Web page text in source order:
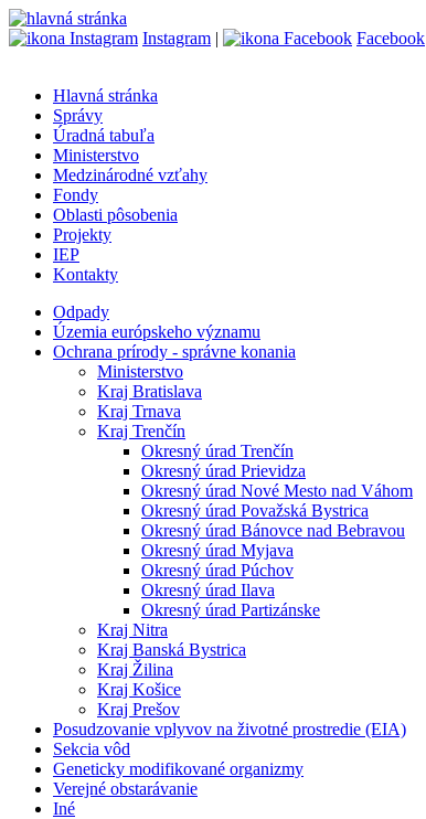
Instagram | Facebook
Hlavná stránka
Správy
Úradná tabuľa
Ministerstvo
Medzinárodné vzťahy
Fondy
Oblasti pôsobenia
Projekty
IEP
Kontakty
Odpady
Územia európskeho významu
Ochrana prírody - správne konania
Ministerstvo
Kraj Bratislava
Kraj Trnava
Kraj Trenčín
Okresný úrad Trenčín
Okresný úrad Prievidza
Okresný úrad Nové Mesto nad Váhom
Okresný úrad Považská Bystrica
Okresný úrad Bánovce nad Bebravou
Okresný úrad Myjava
Okresný úrad Púchov
Okresný úrad Ilava
Okresný úrad Partizánske
Kraj Nitra
Kraj Banská Bystrica
Kraj Žilina
Kraj Košice
Kraj Prešov
Posudzovanie vplyvov na životné prostredie (EIA)
Sekcia vôd
Geneticky modifikované organizmy
Verejné obstarávanie
Iné